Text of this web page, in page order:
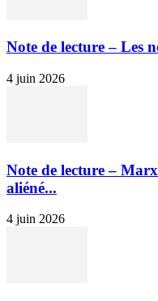
Note de lecture – Les
4 juin 2026
Note de lecture –
aliéné...
4 juin 2026